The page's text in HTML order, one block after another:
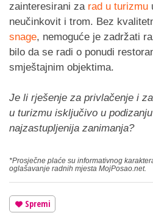
zainteresirani za rad u turizmu
neučinkovit i trom. Bez
snage, nemoguće je zadržati
bilo da se radi o ponudi
smještajnim objektima.
Je li rješenje za privlačenje i
u turizmu isključivo u
najzastupljenija zanimanja?
*Prosječne plaće su informativnog
oglašavanje radnih mjesta MojPosao.net.
Spremi